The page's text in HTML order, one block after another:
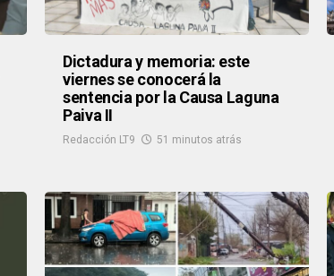
Dictadura y memoria: este
viernes se conocerá la
sentencia por la Causa Laguna
Paiva II
Redacción LT9 51 minutos atrás